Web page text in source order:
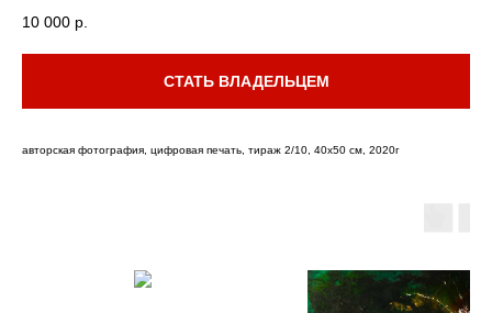
10 000 р.
СТАТЬ ВЛАДЕЛЬЦЕМ
авторская фотография, цифровая печать, тираж 2/10, 40х50 см, 2020г